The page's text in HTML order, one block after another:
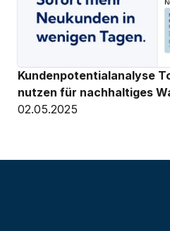
Kundenpotentialanalyse
nutzen für nachhaltiges
02.05.2025